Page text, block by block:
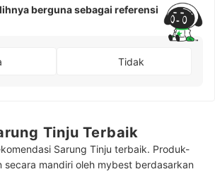
berguna sebagai referensi
Tidak
Tinju Terbaik
Sarung Tinju terbaik. Produk-
secara mandiri oleh mybest berdasarkan